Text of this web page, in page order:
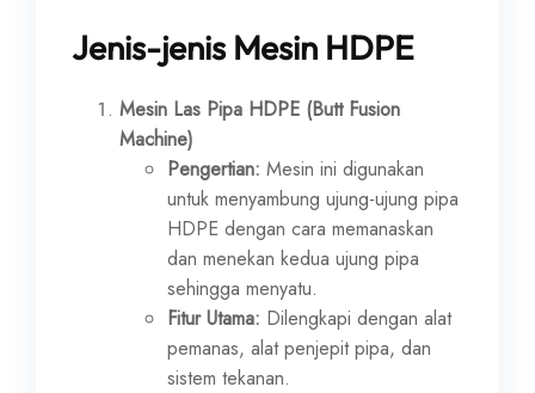
Jenis-jenis Mesin HDPE
Mesin Las Pipa HDPE (Butt Fusion
Machine)
Pengertian: Mesin ini digunakan
untuk menyambung ujung-ujung pipa
HDPE dengan cara memanaskan
dan menekan kedua ujung pipa
sehingga menyatu.
Fitur Utama: Dilengkapi dengan alat
pemanas, alat penjepit pipa, dan
sistem tekanan.